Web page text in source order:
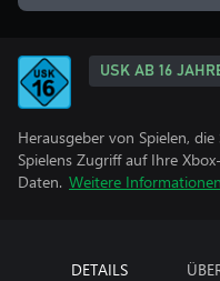
USK AB 16
Herausgeber von Spielen,
Spielens Zugriff auf Ihre
Daten. Weitere Informationen
DETAILS